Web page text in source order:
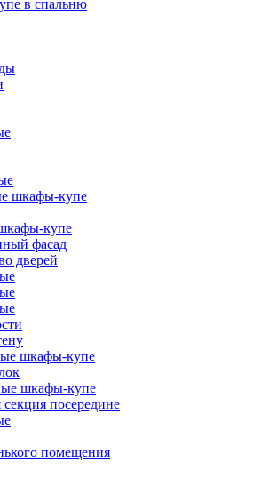
в спальню
шкафы-купе
купе
фасад
дверей
шкафы-купе
шкафы-купе
посередине
помещения